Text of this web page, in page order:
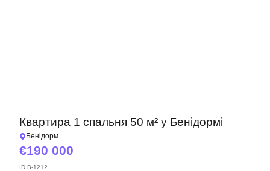
Квартира 1 спальня 50 м² у Бенідормі
Бенідорм
190 000
ID B-1212